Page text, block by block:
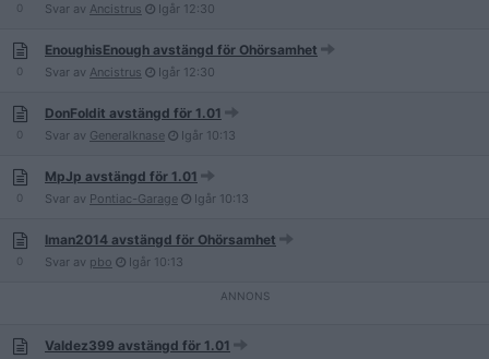
0 Svar av Ancistrus Igår 12:30
0
EnoughisEnough avstängd för Ohörsamhet
Svar av Ancistrus Igår 12:30
0
DonFoldit avstängd för 1.01
Svar av Generalknase Igår 10:13
0
MpJp avstängd för 1.01
Svar av Pontiac-Garage Igår 10:13
0
Iman2014 avstängd för Ohörsamhet
Svar av pbo Igår 10:13
Valdez399 avstängd för 1.01